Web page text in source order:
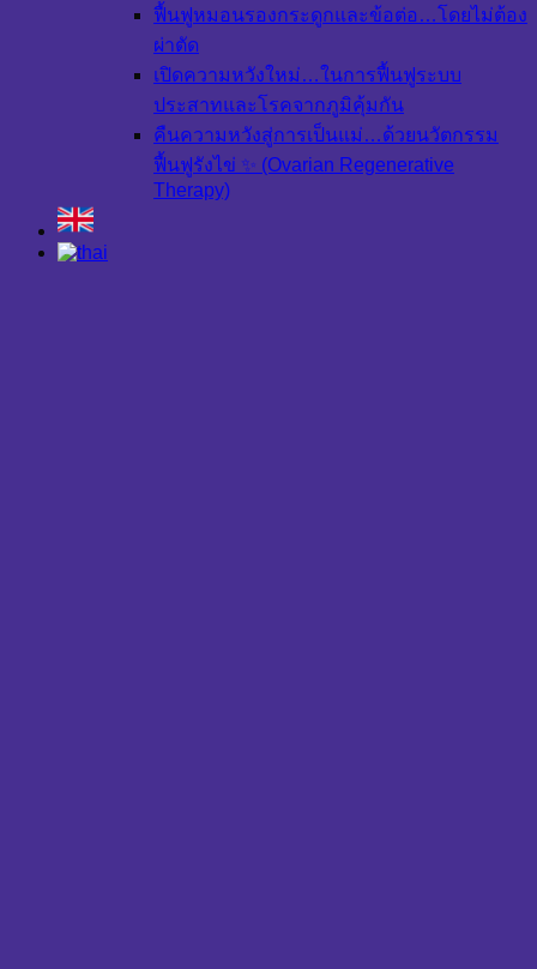
ฟื้นฟูหมอนรองกระดูกและข้อต่อ…โดยไม่ต้อง
ผ่าตัด
เปิดความหวังใหม่…ในการฟื้นฟูระบบ
ประสาทและโรคจากภูมิคุ้มกัน
คืนความหวังสู่การเป็นแม่…ด้วยนวัตกรรม
ฟื้นฟูรังไข่ ✨ (Ovarian Regenerative
Therapy)